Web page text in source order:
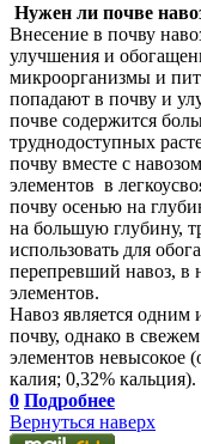
Нужен ли почве
Внесение в почву
улучшения и
микроорганизмы и
попадают в почву и
почве содержится
труднодоступных
почву вместе с
элементов в
почву осенью на
на большую глубину,
использовать для
перепревший навоз, в
элементов.
Навоз является
почву, однако в
элементов невысокое
калия; 0,32% кальция).
0 Подробнее
Вернуться наверх